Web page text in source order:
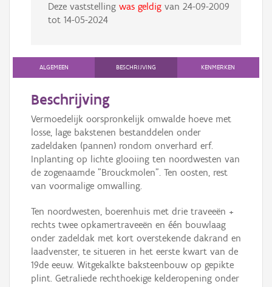
Deze vaststelling was geldigvan 24-09-2009
tot 14-05-2024
ALGEMEEN BESCHRIJVING KENMERKEN
Beschrijving
Vermoedelijk oorspronkelijk omwalde hoeve met
losse, lage bakstenen bestanddelen onder
zadeldaken (pannen) rondom onverhard erf.
Inplanting op lichte glooiing ten noordwesten van
de zogenaamde "Brouckmolen". Ten oosten, rest
van voormalige omwalling.
Ten noordwesten, boerenhuis met drie traveeën +
rechts twee opkamertraveeën en één bouwlaag
onder zadeldak met kort overstekende dakrand en
laadvenster, te situeren in het eerste kwart van de
19de eeuw. Witgekalkte baksteenbouw op gepikte
plint. Getraliede rechthoekige kelderopening onder